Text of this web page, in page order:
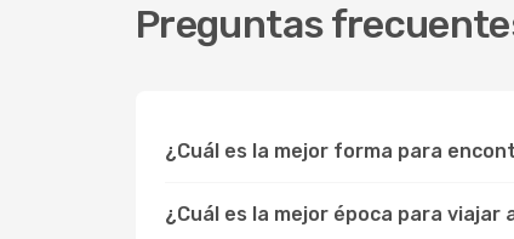
Preguntas
¿Cuál es la mejor forma para
¿Cuál es la mejor época para viajar